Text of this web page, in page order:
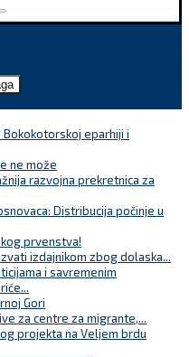
eparhiji i
ne može
razvojna prekretnica za
Distribucija počinje u
prvenstva!
izdajnikom zbog dolaska...
i savremenim
Gori
za centre za migrante,...
projekta na Veljem brdu